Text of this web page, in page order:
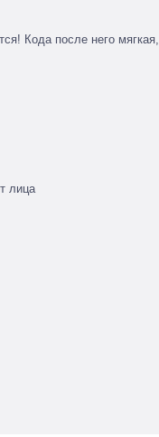
Кода после него мягкая,
лица